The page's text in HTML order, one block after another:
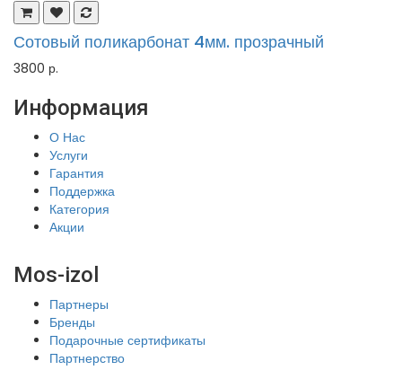
Сотовый поликарбонат 4мм. прозрачный
3800 р.
Информация
О Нас
Услуги
Гарантия
Поддержка
Категория
Акции
Mos-izol
Партнеры
Бренды
Подарочные сертификаты
Партнерство